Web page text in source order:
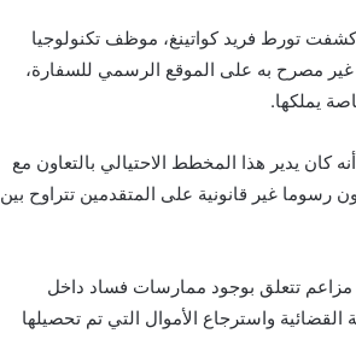
كشفت تورط فريد كواتينغ، موظف تكنولوجيا
في إنشاء رابط إلكتروني غير مصرح به على الموقع الرسمي للسفارة،
يملكها.
كان يدير هذا المخطط الاحتيالي بالتعاون مع
غير قانونية على المتقدمين تتراوح بين
تتعلق بوجود ممارسات فساد داخل
القضائية واسترجاع الأموال التي تم تحصيلها